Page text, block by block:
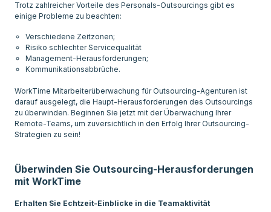
Trotz zahlreicher Vorteile des Personals-Outsourcings gibt es
Verschiedene Zeitzonen;
Risiko schlechter Servicequalität
Management-Herausforderungen;
Kommunikationsabbrüche.
WorkTime Mitarbeiterüberwachung für Outsourcing-Agenturen ist
darauf ausgelegt, die Haupt-Herausforderungen des Outsourcings
zu überwinden. Beginnen Sie jetzt mit der Überwachung Ihrer
Remote-Teams, um zuversichtlich in den Erfolg Ihrer Outsourcing-
Strategien zu sein!
Überwinden Sie Outsourcing-Herausforderungen
mit WorkTime
Erhalten Sie Echtzeit-Einblicke in die Teamaktivität